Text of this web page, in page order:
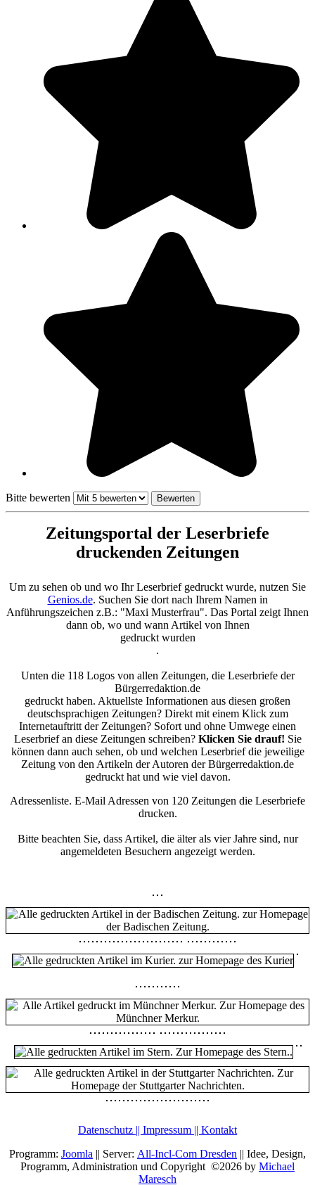
Bitte bewerten
Zeitungsportal der Leserbriefe
druckenden Zeitungen
Um zu sehen ob und wo Ihr Leserbrief gedruckt wurde, nutzen Sie
Genios.de. Suchen Sie dort nach Ihrem Namen in
Anführungszeichen z.B.: "Maxi Musterfrau". Das Portal zeigt Ihnen
dann ob, wo und wann Artikel von Ihnen
gedruckt wurden
.
Unten die 118 Logos von allen Zeitungen, die Leserbriefe der
Bürgerredaktion.de
gedruckt haben. Aktuellste Informationen aus diesen großen
deutschsprachigen Zeitungen? Direkt mit einem Klick zum
Internetauftritt der Zeitungen? Sofort und ohne Umwege einen
Leserbrief an diese Zeitungen schreiben? Klicken Sie drauf! Sie
können dann auch sehen, ob und welchen Leserbrief die jeweilige
Zeitung von den Artikeln der Autoren der Bürgerredaktion.de
gedruckt hat und wie viel davon.
Adressenliste. E-Mail Adressen von 120 Zeitungen die Leserbriefe
drucken.
Bitte beachten Sie, dass Artikel, die älter als vier Jahre sind, nur
angemeldeten Besuchern angezeigt werden.
Datenschutz || Impressum || Kontakt
Programm: Joomla || Server: All-Incl-Com Dresden || Idee, Design,
Programm, Administration und Copyright ©2026 by Michael
Maresch